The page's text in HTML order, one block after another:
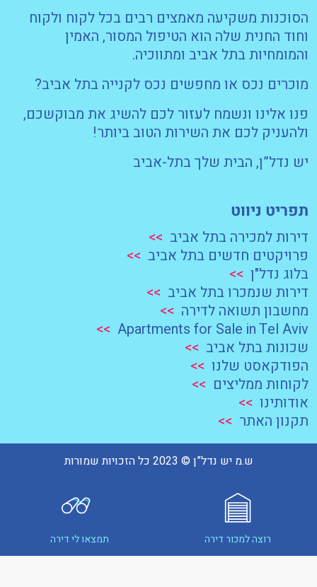
הסוכנות משקיעה מאמצים רבים בכל לקוח ולקוח
וחוד החנית שלה הוא הטיפול המסור, האמין
והמומחיות בתל אביב ומתווכיה.
מוכרים נכס או מחפשים נכס לקנייה בתל אביב?
פנו אלינו ונשמח לעזור לכם להשיג את מבוקשכם,
ולהעניק לכם את השירות הטוב ביותר!
יש נדל”ן, הבית שלך בתל-אביב
תפריט ניווט
דירות למכירה בתל אביב >>
פרויקטים חדשים בתל אביב >>
בלוג נדל"ן
>>
דירות שנמכרו בתל אביב >>
מחשבון תשואה לדירה >>
Apartments for Sale in Tel Aviv
>>
שכונות בתל אביב >>
הפודקאסט שלנו
>>
לקוחות ממליצים >>
אודותינו
>>
תקנון האתר >>
ש.מ יש נדל”ן © 2023 כל הזכויות שמורות
רוצה למכור דירה תמצאו לי דירה